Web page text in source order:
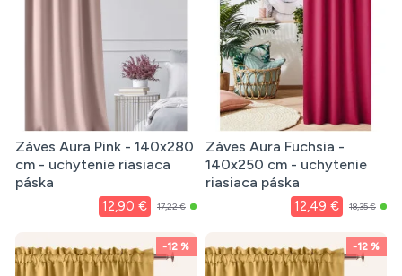
Záves Aura Pink - 140x280
cm - uchytenie riasiaca
páska
12,90 € 17,22 €
Záves Aura Fuchsia -
140x250 cm - uchytenie
riasiaca páska
12,49 € 18,35 €
-12 % -12 %